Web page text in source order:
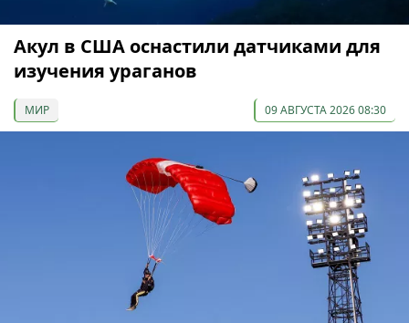
Акул в США оснастили датчиками для
изучения ураганов
МИР 09 АВГУСТА 2026 08:30